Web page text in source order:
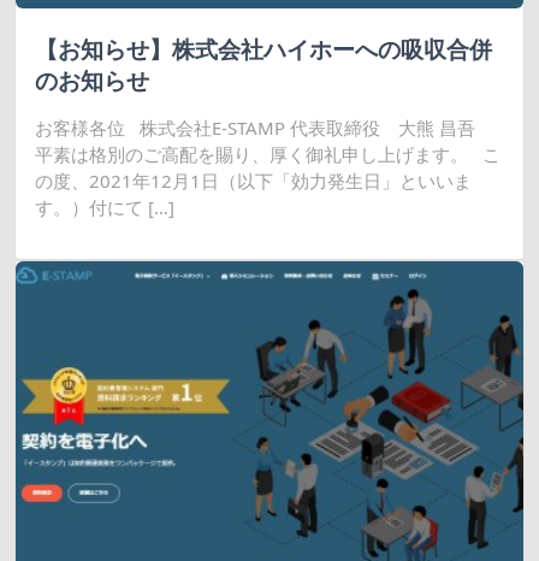
【お知らせ】株式会社ハイホーへの吸収合併
のお知らせ
お客様各位 株式会社E-STAMP 代表取締役 大熊 昌吾
平素は格別のご高配を賜り、厚く御礼申し上げます。 こ
の度、2021年12月1日（以下「効力発生日」といいま
す。）付にて […]